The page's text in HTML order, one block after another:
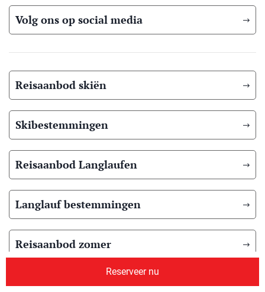
Reserveer nu
Volg ons op social media
Reisaanbod skiën
Skibestemmingen
Reisaanbod Langlaufen
Langlauf bestemmingen
Reisaanbod zomer
Overig reisaanbod